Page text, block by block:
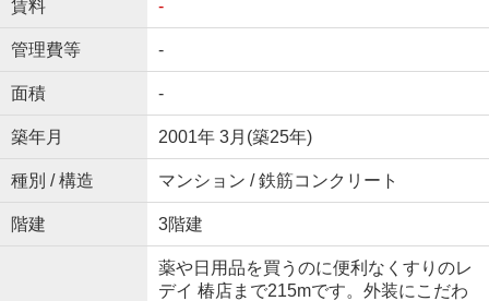
賃料 -
管理費等 -
面積 -
築年月 2001年 3月(築25年)
種別 / 構造 マンション / 鉄筋コンクリート
階建 3階建
薬や日用品を買うのに便利なくすりのレ
デイ 椿店まで215mです。外装にこだわ